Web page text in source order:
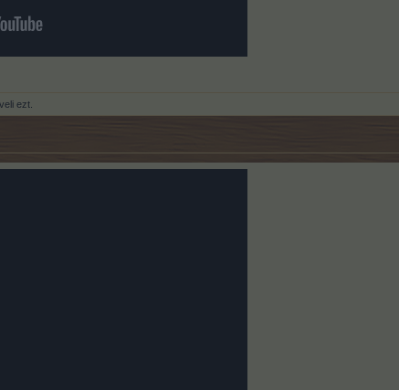
ezt.